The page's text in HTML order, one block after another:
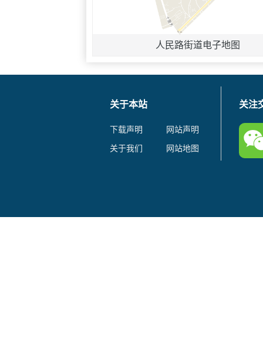
人民路街道电子地图
关于本站
下载声明
网站声明
关于我们
网站地图
关注